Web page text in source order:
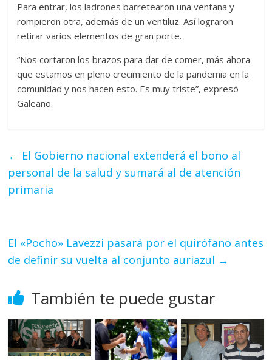
Para entrar, los ladrones barretearon una ventana y
rompieron otra, además de un ventiluz. Así lograron
retirar varios elementos de gran porte.
“Nos cortaron los brazos para dar de comer, más ahora
que estamos en pleno crecimiento de la pandemia en la
comunidad y nos hacen esto. Es muy triste”, expresó
Galeano.
← El Gobierno nacional extenderá el bono al
personal de la salud y sumará al de atención
primaria
El «Pocho» Lavezzi pasará por el quirófano antes
de definir su vuelta al conjunto auriazul →
También te puede gustar